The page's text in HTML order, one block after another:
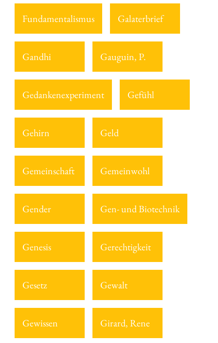
Fundamentalismus Galaterbrief
Gandhi Gauguin, P.
Gedankenexperiment Gefühl
Gehirn Geld
Gemeinschaft Gemeinwohl
Gender Gen- und Biotechnik
Genesis Gerechtigkeit
Gesetz Gewalt
Gewissen Girard, Rene